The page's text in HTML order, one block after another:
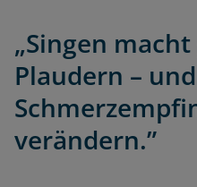
„Singen
Plaudern –
verändern.”